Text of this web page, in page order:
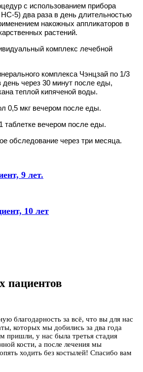
с использованием прибора
5) два раза в день длительностью
накожных аппликаторов в
растений.
комплекс лечебной
комплекса Чэнцзай по 1/3
день через 30 минут после еды,
теплой кипяченой воды.
0,5 мкг вечером после еды.
таблетке вечером после еды.
обследование через три месяца.
9 лет.
10 лет
пациентов
благодарность за всё, что вы для нас
которых мы добились за два года
пришли, у нас была третья стадия
кости, а после лечения мы
ходить без костылей! Спасибо вам